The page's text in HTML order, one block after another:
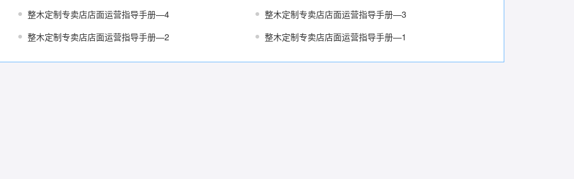
整木定制专卖店店面运营指导手册—4
整木定制专卖店店面运营指导手册—3
整木定制专卖店店面运营指导手册—2
整木定制专卖店店面运营指导手册—1